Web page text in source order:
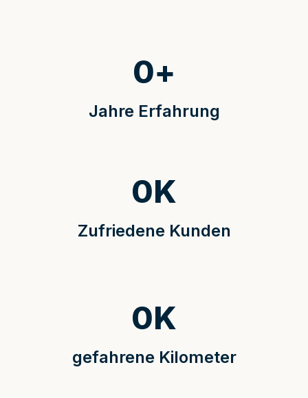
Jahre Erfahrung
0+
Zufriedene Kunden
0K
gefahrene Kilometer
0K